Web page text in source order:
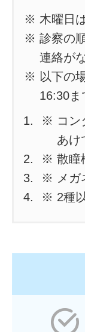
※ 木曜日
※ 診察の
連絡が
※ 以下の
16:30ま
※ コン
あけ
※ 散瞳
※ メガ
※ 2種